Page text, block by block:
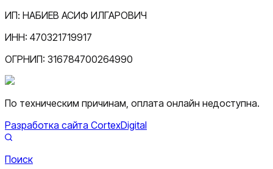
ИП: НАБИЕВ АСИФ ИЛГАРОВИЧ
ИНН: 470321719917
ОГРНИП: 316784700264990
По техническим причинам, оплата онлайн недоступна.
Разработка сайта CortexDigital
Поиск